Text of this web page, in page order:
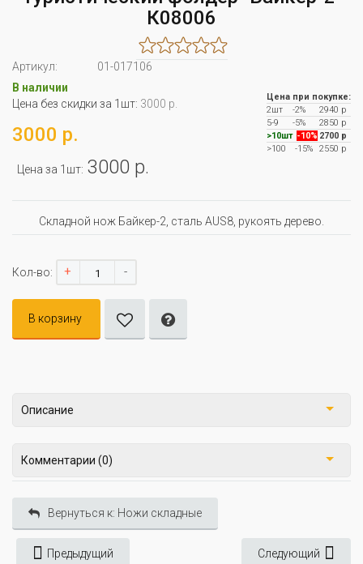
К08006
Артикул:
01-017106
В наличии
Цена без скидки за 1шт: 3000 р.
3000 р.
Цена за 1шт: 3000 р.
Цена при покупке:
2шт
-2%
2940 р
5-9
-5%
2850 р
>10шт -10% 2700 р
>100
-15% 2550 р
Складной нож Байкер-2, сталь AUS8, рукоять дерево.
Кол-во: + -
В корзину
Описание
Комментарии (0)
Вернуться к: Ножи складные
Предыдущий Следующий